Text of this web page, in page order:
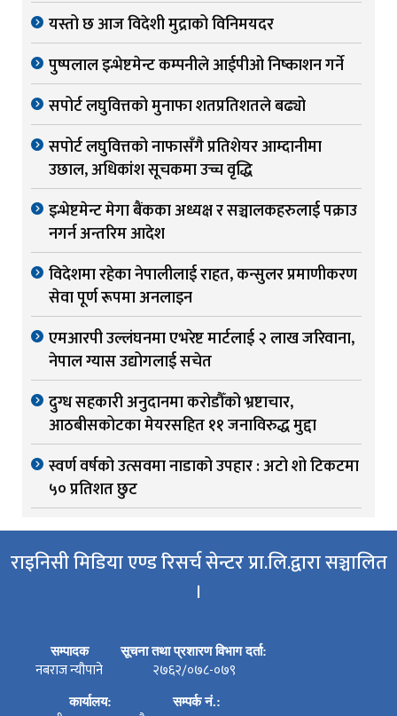
यस्तो छ आज विदेशी मुद्राको विनिमयदर
पुष्पलाल इन्भेष्टमेन्ट कम्पनीले आईपीओ निष्काशन गर्ने
सपोर्ट लघुवित्तको मुनाफा शतप्रतिशतले बढ्यो
सपोर्ट लघुवित्तको नाफासँगै प्रतिशेयर आम्दानीमा
उछाल, अधिकांश सूचकमा उच्च वृद्धि
इन्भेष्टमेन्ट मेगा बैंकका अध्यक्ष र सञ्चालकहरुलाई पक्राउ
नगर्न अन्तरिम आदेश
विदेशमा रहेका नेपालीलाई राहत, कन्सुलर प्रमाणीकरण
सेवा पूर्ण रूपमा अनलाइन
एमआरपी उल्लंघनमा एभरेष्ट मार्टलाई २ लाख जरिवाना,
नेपाल ग्यास उद्योगलाई सचेत
दुग्ध सहकारी अनुदानमा करोडौँको भ्रष्टाचार,
आठबीसकोटका मेयरसहित ११ जनाविरुद्ध मुद्दा
स्वर्ण वर्षको उत्सवमा नाडाको उपहार : अटो शो टिकटमा
५० प्रतिशत छुट
राइनिसी मिडिया एण्ड रिसर्च सेन्टर प्रा.लि.द्वारा सञ्चालित
।
सम्पादक
नबराज न्यौपाने
सूचना तथा प्रशारण विभाग दर्ता:
२७६२/०७८-०७९
कार्यालय: सम्पर्क नं.: